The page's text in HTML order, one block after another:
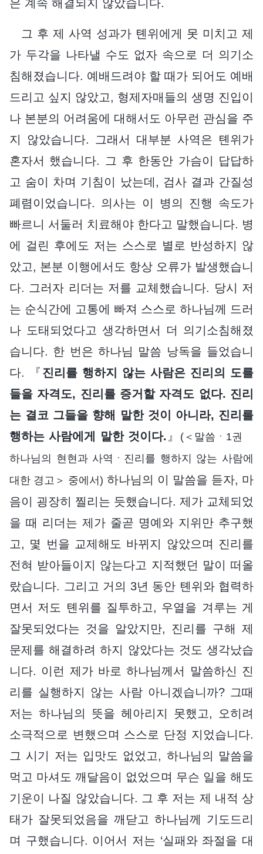
은 계속 해결되지 않았습니다.
그 후 제 사역 성과가 톈위에게 못 미치고 제
가 두각을 나타낼 수도 없자 속으로 더 의기소
침해졌습니다. 예배드려야 할 때가 되어도 예배
드리고 싶지 않았고, 형제자매들의 생명 진입이
나 본분의 어려움에 대해서도 아무런 관심을 주
지 않았습니다. 그래서 대부분 사역은 톈위가
혼자서 했습니다. 그 후 한동안 가슴이 답답하
고 숨이 차며 기침이 났는데, 검사 결과 간질성
폐렴이었습니다. 의사는 이 병의 진행 속도가
빠르니 서둘러 치료해야 한다고 말했습니다. 병
에 걸린 후에도 저는 스스로 별로 반성하지 않
았고, 본분 이행에서도 항상 오류가 발생했습니
다. 그러자 리더는 저를 교체했습니다. 당시 저
는 순식간에 고통에 빠져 스스로 하나님께 드러
나 도태되었다고 생각하면서 더 의기소침해졌
습니다. 한 번은 하나님 말씀 낭독을 들었습니
다. 『 진리를 행하지 않는 사람은 진리의 도를
들을 자격도, 진리를 증거할 자격도 없다. 진리
는 결코 그들을 향해 말한 것이 아니라, 진리를
행하는 사람에게 말한 것이다. 』
(＜말씀ㆍ1권
하나님의 현현과 사역ㆍ진리를 행하지 않는 사람에
대한 경고＞ 중에서) 하나님의 이 말씀을 듣자, 마
음이 굉장히 찔리는 듯했습니다. 제가 교체되었
을 때 리더는 제가 줄곧 명예와 지위만 추구했
고, 몇 번을 교제해도 바뀌지 않았으며 진리를
전혀 받아들이지 않는다고 지적했던 말이 떠올
랐습니다. 그리고 거의 3년 동안 톈위와 협력하
면서 저도 톈위를 질투하고, 우열을 겨루는 게
잘못되었다는 것을 알았지만, 진리를 구해 제
문제를 해결하려 하지 않았다는 것도 생각났습
니다. 이런 제가 바로 하나님께서 말씀하신 진
리를 실행하지 않는 사람 아니겠습니까? 그때
저는 하나님의 뜻을 헤아리지 못했고, 오히려
소극적으로 변했으며 스스로 단정 지었습니다.
그 시기 저는 입맛도 없었고, 하나님의 말씀을
먹고 마셔도 깨달음이 없었으며 무슨 일을 해도
기운이 나질 않았습니다. 그 후 저는 제 내적 상
태가 잘못되었음을 깨닫고 하나님께 기도드리
며 구했습니다. 이어서 저는 ‘실패와 좌절을 대